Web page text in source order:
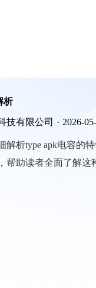
析
技有限公司 · 2026-
解析type apk电容的
帮助读者全面了解这